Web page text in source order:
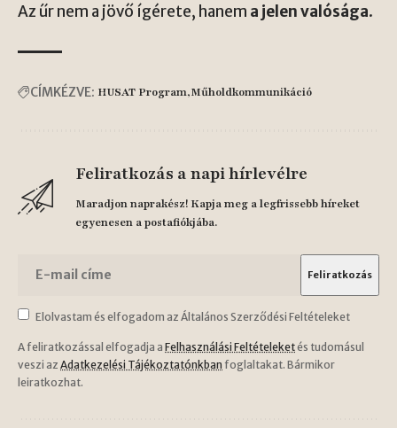
Az űr nem a jövő ígérete, hanem a jelen valósága.
CÍMKÉZVE: HUSAT Program Műholdkommunikáció
Feliratkozás a napi hírlevélre
Maradjon naprakész! Kapja meg a legfrissebb híreket
egyenesen a postafiókjába.
Elolvastam és elfogadom az Általános Szerződési Feltételeket
A feliratkozással elfogadja a Felhasználási Feltételeketés tudomásul
veszi az Adatkezelési Tájékoztatónkban foglaltakat. Bármikor
leiratkozhat.